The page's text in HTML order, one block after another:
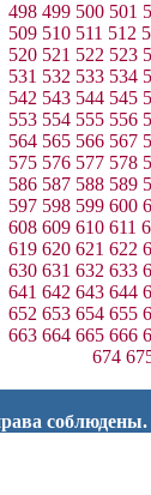
498 499 500 501
509 510 511 512
520 521 522 523
531 532 533 534
542 543 544 545
553 554 555 556
564 565 566 567
575 576 577 578
586 587 588 589
597 598 599 600
608 609 610 611
619 620 621 622
630 631 632 633
641 642 643 644
652 653 654 655
663 664 665 666
674
соблюдены.